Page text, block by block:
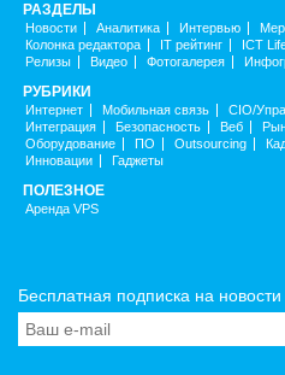
РАЗДЕЛЫ
Новости Аналитика Интервью
Колонка редактора
IT рейтинг ICT
Релизы
Видео Фотогалерея
РУБРИКИ
Интернет Мобильная связь CIO/
Интеграция
Безопасность Веб
Оборудование
ПО Outsourcing
Инновации
Гаджеты
ПОЛЕЗНОЕ
Аренда VPS
Бесплатная подписка на